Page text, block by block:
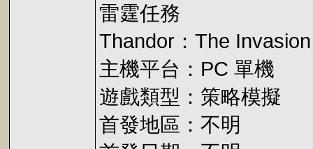
雷霆任務
Thandor：The Invasion
主機平台：PC 單機
遊戲類型：策略模擬
首發地區：不明